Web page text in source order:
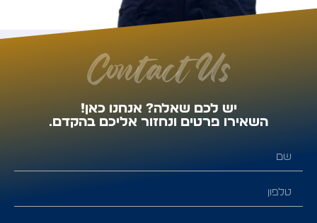
Contact Us
יש לכם שאלה? אנחנו כאן!
השאירו פרטים ונחזור אליכם בהקדם.